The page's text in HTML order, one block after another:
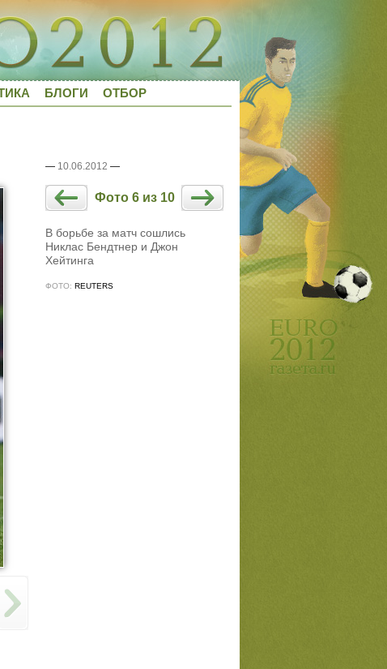
БЛОГИ ОТБОР
— 10.06.2012 —
Фото 6 из 10
В борьбе за матч сошлись
Никлас Бендтнер и Джон
Хейтинга
ФОТО: REUTERS